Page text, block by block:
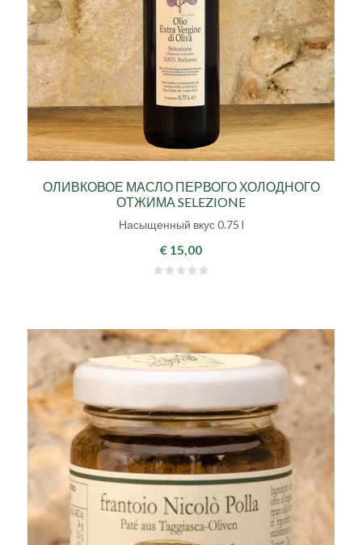
ОЛИВКОВОЕ МАСЛО ПЕРВОГО ХОЛОДНОГО
ОТЖИМА SELEZIONE
Насыщенный вкус 0.75 l
€ 15,00